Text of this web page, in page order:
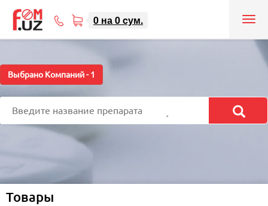
0 на0cум.
207-
08
Выбрано Компаний -1
Товары